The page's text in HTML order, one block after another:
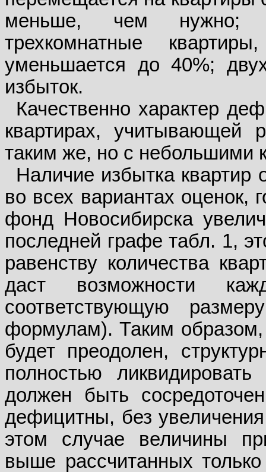
меньше, чем нужно;
трехкомнатные
уменьшается до 40%;
избыток.
Качественно характер
квартирах, учитывающей
таким же, но с небольшими
Наличие избытка
во всех вариантах
фонд Новосибирска
последней графе табл. 1,
равенству количества
даст возможности
соответствующую
формулам). Таким
будет преодолен,
полностью
должен быть
дефицитны, без
этом случае величины
выше рассчитанных